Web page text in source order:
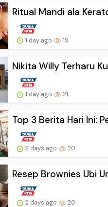
Ritual Mandi ala
1 day ago 19
Nikita Willy Terharu
1 day ago 21
Top 3 Berita Hari Ini:
2 days ago 20
Resep Brownies Ubi
2 days ago 20